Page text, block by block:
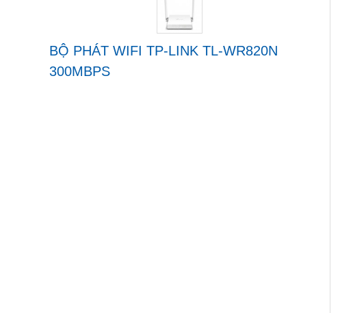
BỘ PHÁT WIFI TP-LINK TL-WR820N
300MBPS